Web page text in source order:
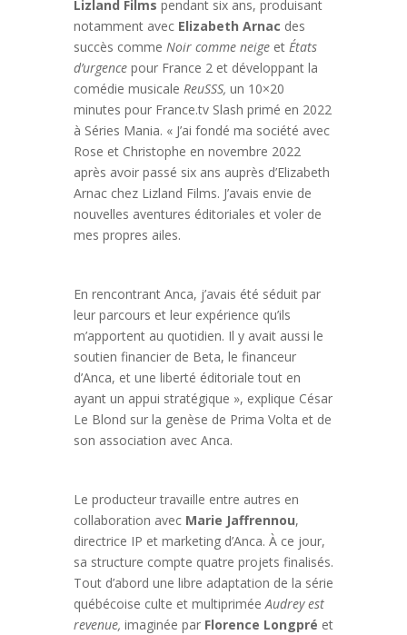
Lizland Films pendant six ans, produisant
notamment avec Elizabeth Arnac des
succès comme Noir comme neige et États
d’urgence pour France 2 et développant la
comédie musicale ReuSSS, un 10×20
minutes pour France.tv Slash primé en 2022
à Séries Mania. « J’ai fondé ma société avec
Rose et Christophe en novembre 2022
après avoir passé six ans auprès d’Elizabeth
Arnac chez Lizland Films. J’avais envie de
nouvelles aventures éditoriales et voler de
mes propres ailes.
En rencontrant Anca, j’avais été séduit par
leur parcours et leur expérience qu’ils
m’apportent au quotidien. Il y avait aussi le
soutien financier de Beta, le financeur
d’Anca, et une liberté éditoriale tout en
ayant un appui stratégique », explique César
Le Blond sur la genèse de Prima Volta et de
son association avec Anca.
Le producteur travaille entre autres en
collaboration avec Marie Jaffrennou,
directrice IP et marketing d’Anca. À ce jour,
sa structure compte quatre projets finalisés.
Tout d’abord une libre adaptation de la série
québécoise culte et multipriméeAudrey est
revenue, imaginée parFlorence Longpré et